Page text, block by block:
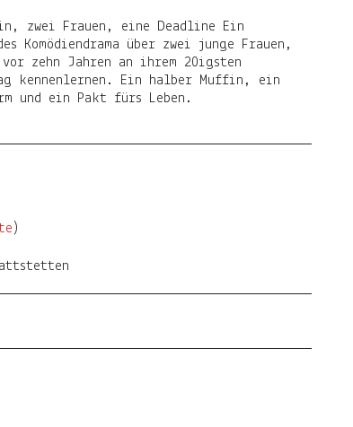
zwei Frauen, eine Deadline Ein
Komödiendrama über zwei junge Frauen,
zehn Jahren an ihrem 20igsten
kennenlernen. Ein halber Muffin, ein
und ein Pakt fürs Leben.
)